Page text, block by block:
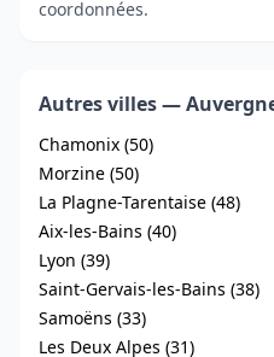
coordonnées.
Autres villes —
Chamonix (50)
Morzine (50)
La Plagne-Tarentaise (48)
Aix-les-Bains (40)
Lyon (39)
Saint-Gervais-les-Bains (38)
Samoëns (33)
Les Deux Alpes (31)